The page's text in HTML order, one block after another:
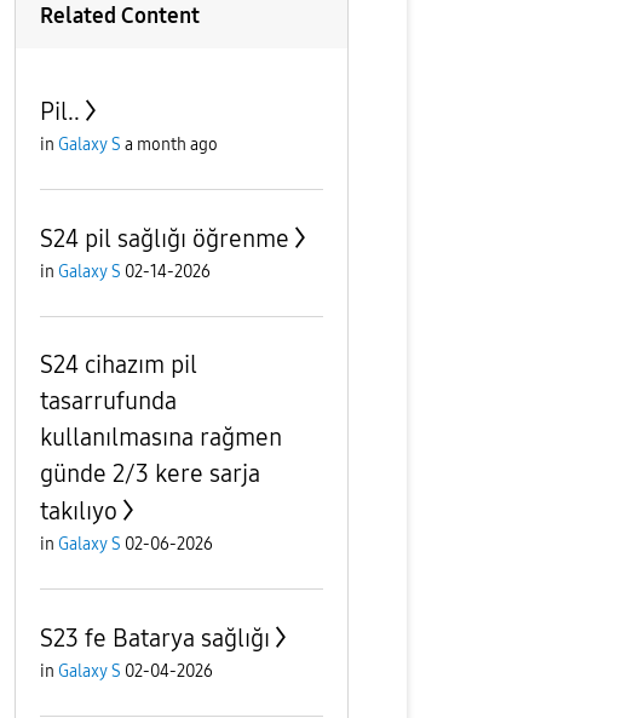
Related Content
Pil..
in Galaxy S a month ago
S24 pil sağlığı öğrenme
in Galaxy S 02-14-2026
S24 cihazım pil
tasarrufunda
kullanılmasına rağmen
günde 2/3 kere sarja
takılıyo
in Galaxy S 02-06-2026
S23 fe Batarya sağlığı
in Galaxy S 02-04-2026